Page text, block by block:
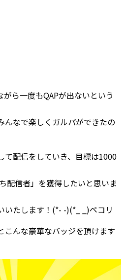
ら一度もQAPが出ないという
んなで楽しくガルパができたの
て配信をしていき、目標は1000
配信者」を獲得したいと思いま
いたします！(*- -)(*_ _)ペコリ
んな豪華なバッジを頂けます